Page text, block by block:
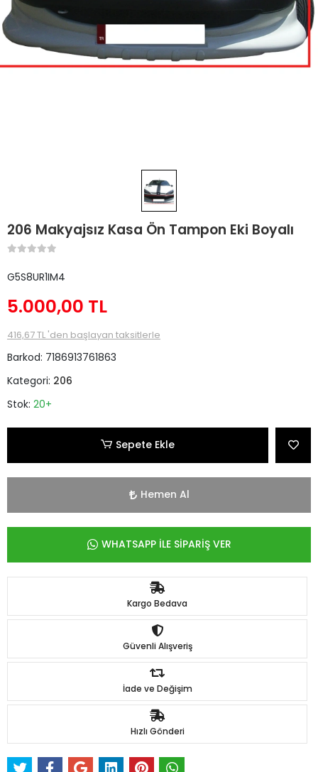
206 Makyajsız Kasa Ön Tampon Eki Boyalı
G5S8UR1IM4
5.000,00 TL
416,67 TL 'den başlayan taksitlerle
Barkod: 7186913761863
Kategori: 206
Stok: 20+
Sepete Ekle
Hemen Al
WHATSAPP İLE SİPARİŞ VER
Kargo Bedava
Güvenli Alışveriş
İade ve Değişim
Hızlı Gönderi